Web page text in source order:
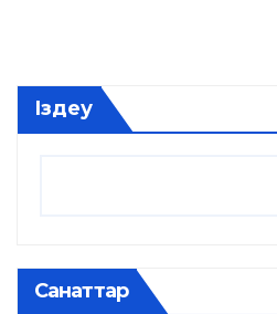
Іздеу
Санаттар